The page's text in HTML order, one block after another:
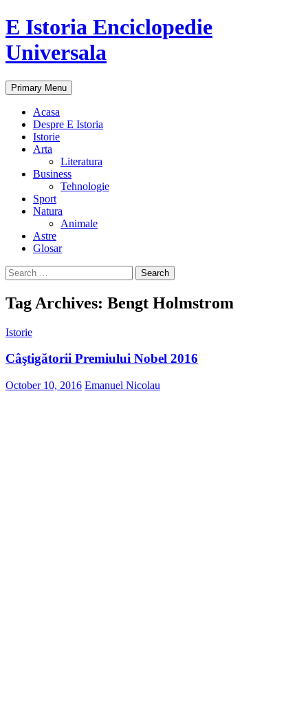
E Istoria Enciclopedie
Universala
Search
Primary Menu Skip
to
Acasa
Despre E Istoria
Istorie
Arta
Literatura
Business
Tehnologie
Sport
Natura
Animale
Astre
Glosar
Search
for:
Tag Archives: Bengt Holmstrom
Istorie
Câştigătorii Premiului Nobel 2016
October 10, 2016 Emanuel Nicolau